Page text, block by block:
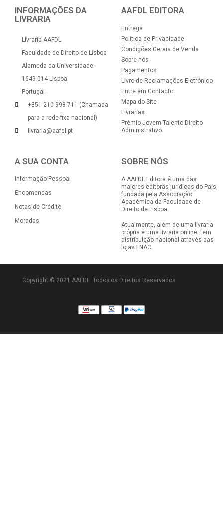
INFORMAÇÕES DA
LIVRARIA
Livraria AAFDL
Faculdade de Direito de Lisboa
Alameda da Universidade
1649-014 Lisboa
Portugal
+351 210 998 711 (Chamada
para a rede fixa nacional)
livraria@aafdl.pt
AAFDL EDITORA
Entrega
Política de Privacidade
Condições Gerais de Venda
Sobre nós
Pagamentos
Livro de Reclamações Eletrónico
Entre em Contacto
Mapa do Site
Livrarias
Prémio Jovem Talento Direito
Administrativo
A SUA CONTA
Informação Pessoal
Encomendas
Notas de Crédito
Moradas
SOBRE NÓS
A AAFDL Editora é uma das
maiores editoras jurídicas do País,
fundada pela Associação
Académica da Faculdade de
Direito de Lisboa.
Atualmente, além de uma livraria
própria e uma livraria online, tem
distribuição nacional através das
lojas FNAC.
Copyright © 2021 AAFDL. Todos os Direitos Reservados